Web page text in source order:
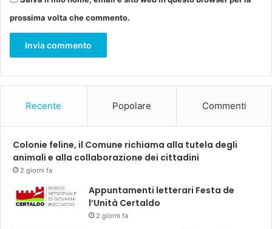
l
e
prossima volta che commento.
Recente Popolare Commenti
Colonie feline, il Comune richiama alla tutela degli
animali e alla collaborazione dei cittadini
2 giorni fa
Appuntamenti letterari Festa de
l’Unità Certaldo
2 giorni fa